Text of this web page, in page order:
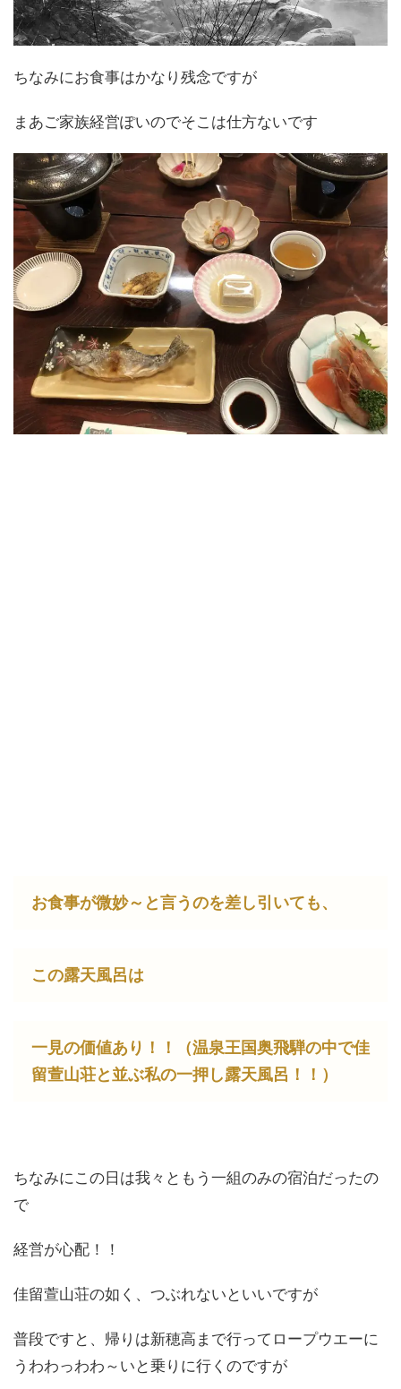
ちなみにお食事はかなり残念ですが
まあご家族経営ぽいのでそこは仕方ないです
お食事が微妙～と言うのを差し引いても、
この露天風呂は
一見の価値あり！！（温泉王国奥飛騨の中で佳
留萱山荘と並ぶ私の一押し露天風呂！！）
ちなみにこの日は我々ともう一組のみの宿泊だったの
で
経営が心配！！
佳留萱山荘の如く、つぶれないといいですが
普段ですと、帰りは新穂高まで行ってロープウエーに
うわわっわわ～いと乗りに行くのですが